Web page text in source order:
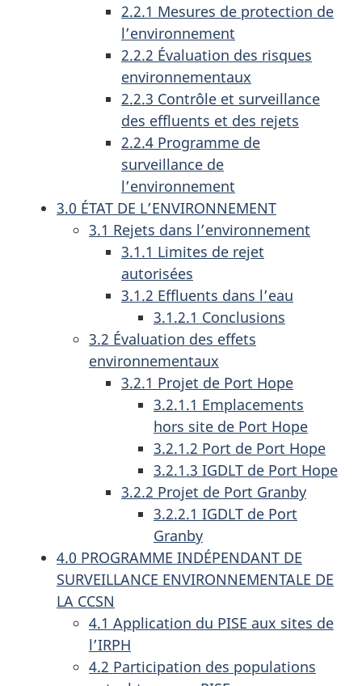
2.2.1 Mesures de protection de
l’environnement
2.2.2 Évaluation des risques
environnementaux
2.2.3 Contrôle et surveillance
des effluents et des rejets
2.2.4 Programme de
surveillance de
l’environnement
3.0 ÉTAT DE L’ENVIRONNEMENT
3.1 Rejets dans l’environnement
3.1.1 Limites de rejet
autorisées
3.1.2 Effluents dans l’eau
3.1.2.1 Conclusions
3.2 Évaluation des effets
environnementaux
3.2.1 Projet de Port Hope
3.2.1.1 Emplacements
hors site de Port Hope
3.2.1.2 Port de Port Hope
3.2.1.3 IGDLT de Port Hope
3.2.2 Projet de Port Granby
3.2.2.1 IGDLT de Port
Granby
4.0 PROGRAMME INDÉPENDANT DE
SURVEILLANCE ENVIRONNEMENTALE DE
LA CCSN
4.1 Application du PISE aux sites de
l’IRPH
4.2 Participation des populations